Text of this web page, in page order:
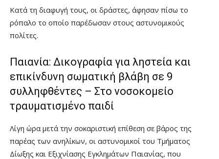
Κατά τη διαφυγή τους, οι δράστες, άφησαν πίσω το
ρόπαλο το οποίο παρέδωσαν στους αστυνομικούς
πολίτες.
Παιανία: Δικογραφία για ληστεία και
επικίνδυνη σωματική βλάβη σε 9
συλληφθέντες – Στο νοσοκομείο
τραυματισμένο παιδί
Λίγη ώρα μετά την σοκαριστική επίθεση σε βάρος της
παρέας των ανηλίκων, οι αστυνομικοί του Τμήματος
Δίωξης και Εξιχνίασης Εγκλημάτων Παιανίας, που